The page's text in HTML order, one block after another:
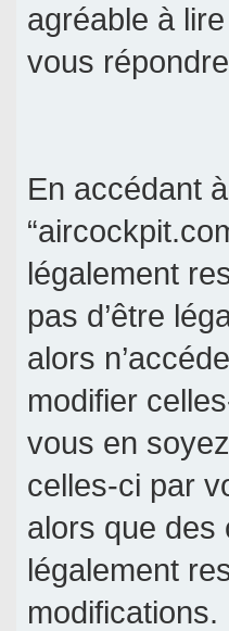
agréable à
vous
En accédant
légalement
pas d’être
alors
modifier
vous en
celles-ci par
alors que des
légalement
modifications.